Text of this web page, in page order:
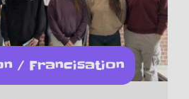
/ Francisation